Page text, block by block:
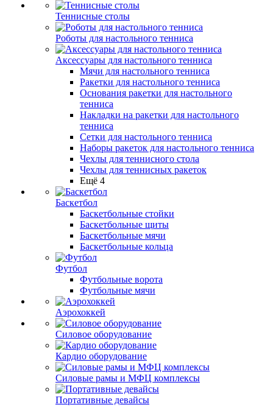
Теннисные столы
Роботы для настольного тенниса
Аксессуары для настольного тенниса
Мячи для настольного тенниса
Ракетки для настольного тенниса
Основания ракетки для настольного
тенниса
Накладки на ракетки для настольного
тенниса
Сетки для настольного тенниса
Наборы ракеток для настольного тенниса
Чехлы для теннисного стола
Чехлы для теннисных ракеток
Ещё 4
Баскетбол
Баскетбольные стойки
Баскетбольные щиты
Баскетбольные мячи
Баскетбольные кольца
Футбол
Футбольные ворота
Футбольные мячи
Аэрохоккей
Силовое оборудование
Кардио оборудование
Силовые рамы и МФЦ комплексы
Портативные девайсы